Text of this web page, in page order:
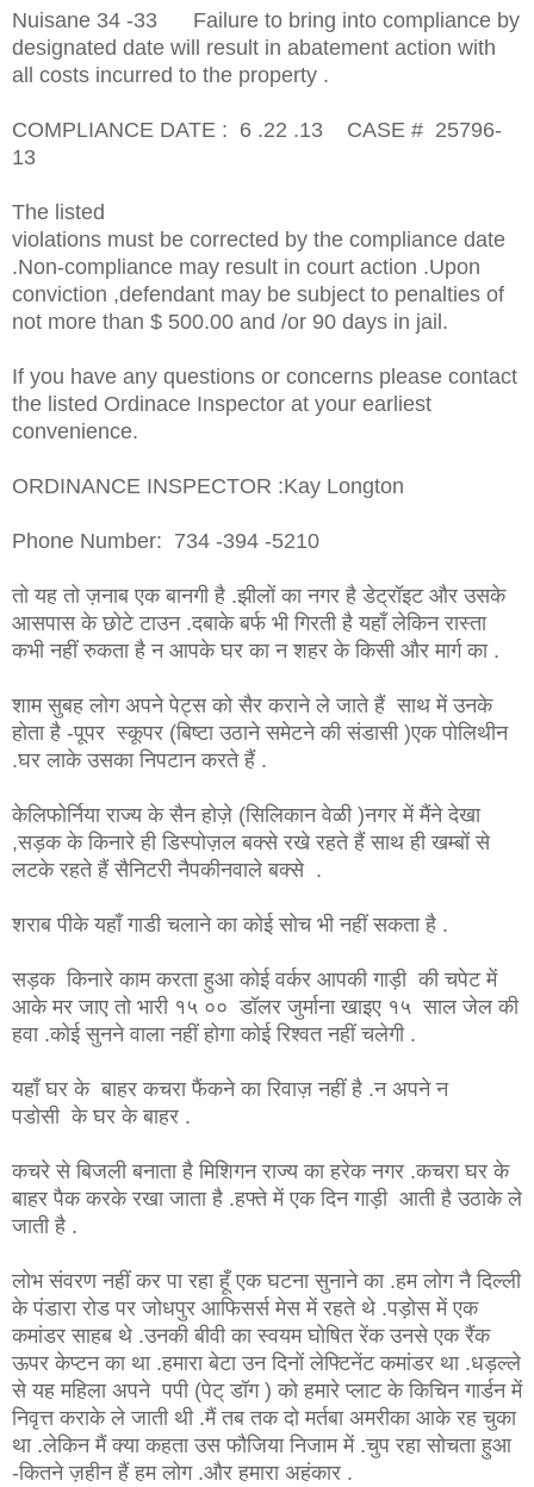
Nuisane 34 -33 Failure to bring into compliance by
designated date will result in abatement action with
all costs incurred to the property .
COMPLIANCE DATE : 6 .22 .13 CASE # 25796-
13
The listed
violations must be corrected by the compliance date
.Non-compliance may result in court action .Upon
conviction ,defendant may be subject to penalties of
not more than $ 500.00 and /or 90 days in jail.
If you have any questions or concerns please contact
the listed Ordinace Inspector at your earliest
convenience.
ORDINANCE INSPECTOR :Kay Longton
Phone Number: 734 -394 -5210
तो यह तो ज़नाब एक बानगी है .झीलों का नगर है डेट्रॉइट और उसके
आसपास के छोटे टाउन .दबाके बर्फ भी गिरती है यहाँ लेकिन रास्ता
कभी नहीं रुकता है न आपके घर का न शहर के किसी और मार्ग का .
शाम सुबह लोग अपने पेट्स को सैर कराने ले जाते हैं साथ में उनके
होता है -पूपर स्कूपर (बिष्टा उठाने समेटने की संडासी )एक पोलिथीन
.घर लाके उसका निपटान करते हैं .
केलिफोर्निया राज्य के सैन होज़े (सिलिकान वेळी )नगर में मैंने देखा
,सड़क के किनारे ही डिस्पोज़ल बक्से रखे रहते हैं साथ ही खम्बों से
लटके रहते हैं सैनिटरी नैपकीनवाले बक्से .
शराब पीके यहाँ गाडी चलाने का कोई सोच भी नहीं सकता है .
सड़क किनारे काम करता हुआ कोई वर्कर आपकी गाड़ी की चपेट में
आके मर जाए तो भारी १५ ०० डॉलर जुर्माना खाइए १५ साल जेल की
हवा .कोई सुनने वाला नहीं होगा कोई रिश्वत नहीं चलेगी .
यहाँ घर के बाहर कचरा फैंकने का रिवाज़ नहीं है .न अपने न
पडोसी के घर के बाहर .
कचरे से बिजली बनाता है मिशिगन राज्य का हरेक नगर .कचरा घर के
बाहर पैक करके रखा जाता है .हफ्ते में एक दिन गाड़ी आती है उठाके ले
जाती है .
लोभ संवरण नहीं कर पा रहा हूँ एक घटना सुनाने का .हम लोग नै दिल्ली
के पंडारा रोड पर जोधपुर आफिसर्स मेस में रहते थे .पड़ोस में एक
कमांडर साहब थे .उनकी बीवी का स्वयम घोषित रेंक उनसे एक रैंक
ऊपर केप्टन का था .हमारा बेटा उन दिनों लेफ्टिनेंट कमांडर था .धड़ल्ले
से यह महिला अपने पपी (पेट् डॉग ) को हमारे प्लाट के किचिन गार्डन में
निवृत्त कराके ले जाती थी .मैं तब तक दो मर्तबा अमरीका आके रह चुका
था .लेकिन मैं क्या कहता उस फौजिया निजाम में .चुप रहा सोचता हुआ
-कितने ज़हीन हैं हम लोग .और हमारा अहंकार .